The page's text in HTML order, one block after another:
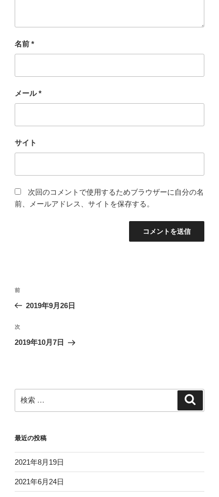
名前 *
メール*
サイト
次回のコメントで使用するためブラウザーに自分の名
前、メールアドレス、サイトを保存する。
投
ナ
ビ
ゲ
ン
過
去
投
稿
前
2019年9月26日
次
の
次
2019年10月7日
索:
最近の投稿
2021年8月19日
2021年6月24日